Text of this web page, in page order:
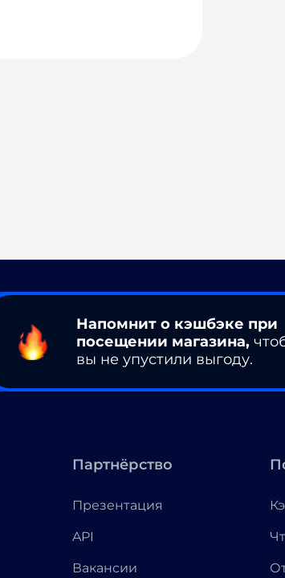
Напомнит о кэшбэке при
посещении магазина,
вы не упустили выгоду.
Партнёрство
Презентация
API
Вакансии